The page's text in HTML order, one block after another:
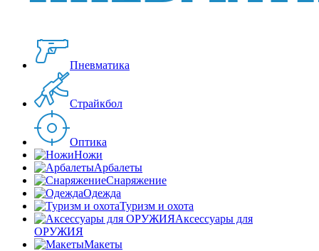
Пневматика
Страйкбол
Оптика
Ножи
Арбалеты
Снаряжение
Одежда
Туризм и охота
Аксессуары для
ОРУЖИЯ
Макеты